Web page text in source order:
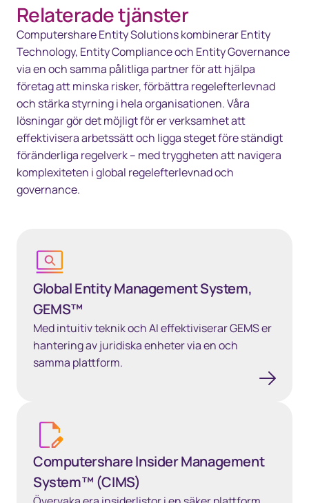
Relaterade tjänster
Computershare Entity Solutions kombinerar Entity
Technology, Entity Compliance och Entity Governance
via en och samma pålitliga partner för att hjälpa
företag att minska risker, förbättra regelefterlevnad
och stärka styrning i hela organisationen. Våra
lösningar gör det möjligt för er verksamhet att
effektivisera arbetssätt och ligga steget före ständigt
föränderliga regelverk – med tryggheten att navigera
komplexiteten i global regelefterlevnad och
governance.
Global Entity Management System,
GEMS™
Med intuitiv teknik och AI effektiviserar GEMS er
hantering av juridiska enheter via en och
samma plattform.
Computershare Insider Management
System™ (CIMS)